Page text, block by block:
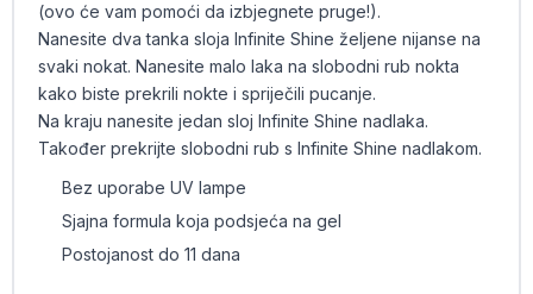
(ovo će vam pomoći da izbjegnete pruge!).
Nanesite dva tanka sloja Infinite Shine željene nijanse na
svaki nokat. Nanesite malo laka na slobodni rub nokta
kako biste prekrili nokte i spriječili pucanje.
Na kraju nanesite jedan sloj Infinite Shine nadlaka.
Također prekrijte slobodni rub s Infinite Shine nadlakom.
Bez uporabe UV lampe
Sjajna formula koja podsjeća na gel
Postojanost do 11 dana